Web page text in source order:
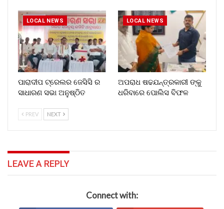
LOCAL NEWS
ପାରାଦୀପ ଟ୍ରେଲର ଜେସିସି ର
ସାଧାରଣ ସଭା ଅନୁଷ୍ଠିତ
LOCAL NEWS
ଅପରାଧ ଷଢଯନ୍ତ୍ରକାରୀ ଙ୍କୁ
ଧରିବାରେ ପୋଲିସ ବିଫଳ
PREV NEXT
LEAVE A REPLY
Connect with: